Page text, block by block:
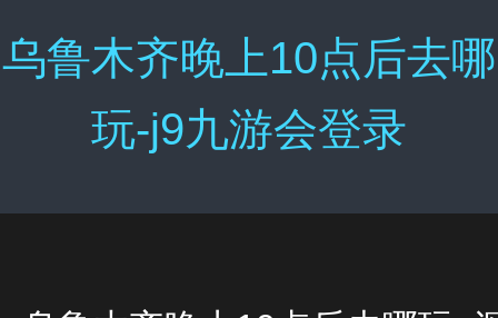
乌鲁木齐晚上10点后去哪
玩-j9九游会登录